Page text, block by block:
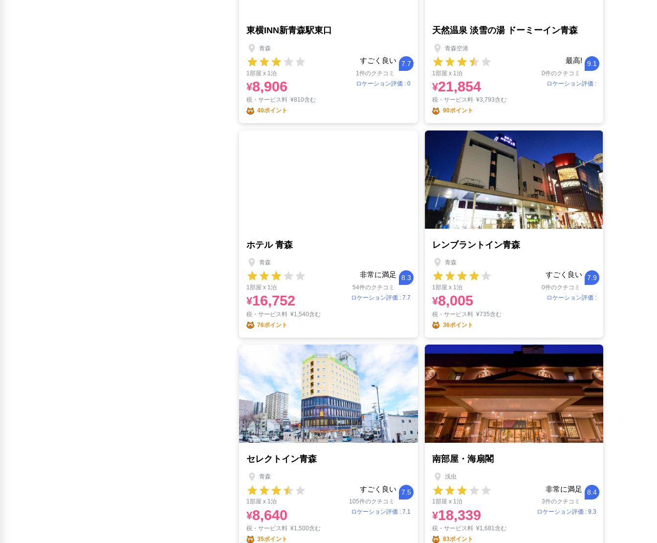
東横INN新青森駅東口
青森
すごく良い 7.7
1部屋 x 1泊
1件のクチコミ
ロケーション評価 : 0
¥8,906
税・サービス料 ¥810含む
40ポイント
天然温泉 淡雪の湯 ドーミーイン青森
青森空港
最高! 9.1
1部屋 x 1泊
0件のクチコミ
ロケーション評価 :
¥21,854
税・サービス料 ¥3,793含む
90ポイント
ホテル 青森
青森
非常に満足 8.3
1部屋 x 1泊
54件のクチコミ
ロケーション評価 : 7.7
¥16,752
税・サービス料 ¥1,540含む
76ポイント
レンブラントイン青森
青森
すごく良い 7.9
1部屋 x 1泊
0件のクチコミ
ロケーション評価 :
¥8,005
税・サービス料 ¥735含む
36ポイント
セレクトイン青森
青森
すごく良い 7.5
1部屋 x 1泊
105件のクチコミ
ロケーション評価 : 7.1
¥8,640
税・サービス料 ¥1,500含む
35ポイント
南部屋・海扇閣
浅虫
非常に満足 8.4
1部屋 x 1泊
3件のクチコミ
ロケーション評価 : 9.3
¥18,339
税・サービス料 ¥1,681含む
83ポイント